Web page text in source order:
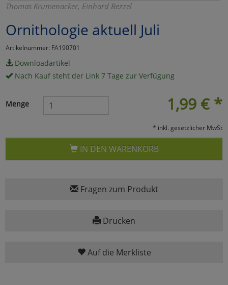
Thomas Krumenacker, Einhard Bezzel
Ornithologie aktuell Juli
Artikelnummer: FA190701
Downloadartikel
Nach Kauf steht der Link 7 Tage zur Verfügung
1,99 € *
Menge
* inkl. gesetzlicher MwSt
IN DEN WARENKORB
Fragen zum Produkt
Drucken
Auf die Merkliste
Umfragetools
zu Haupptseite